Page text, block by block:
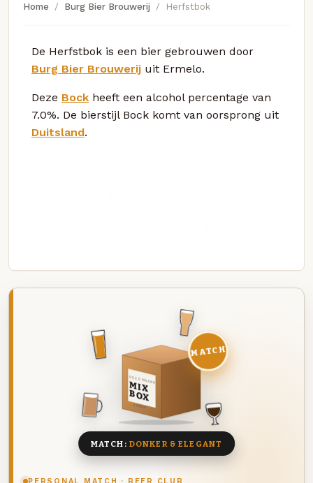
Home Burg Bier Brouwerij Herfstbok
De Herfstbok is een bier gebrouwen door
Burg Bier Brouwerij uit Ermelo.
Deze Bock heeft een alcohol percentage van
7.0%. De bierstijl Bock komt van oorsprong uit
Duitsland.
DEZE MAAND
MIX
BOX
8 BIEREN
MATCH
MATCH: DONKER & ELEGANT